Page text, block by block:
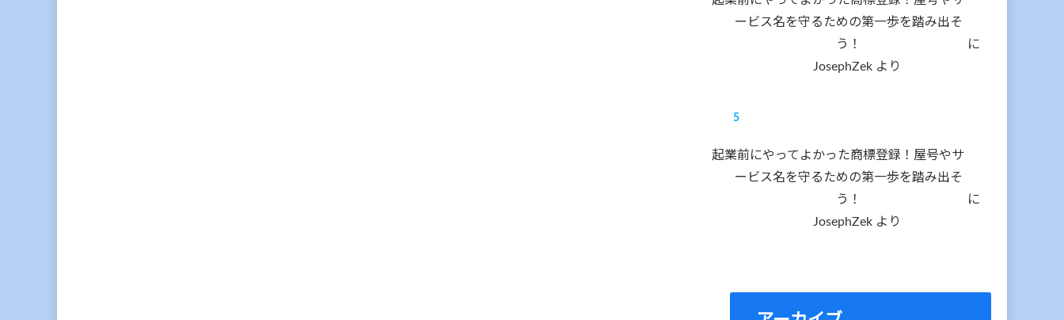
ービス名を守るための第一歩を踏み出そ
う！
に
JosephZekより
起業前にやってよかった商標登録！屋号やサ
ービス名を守るための第一歩を踏み出そ
う！
に
JosephZekより